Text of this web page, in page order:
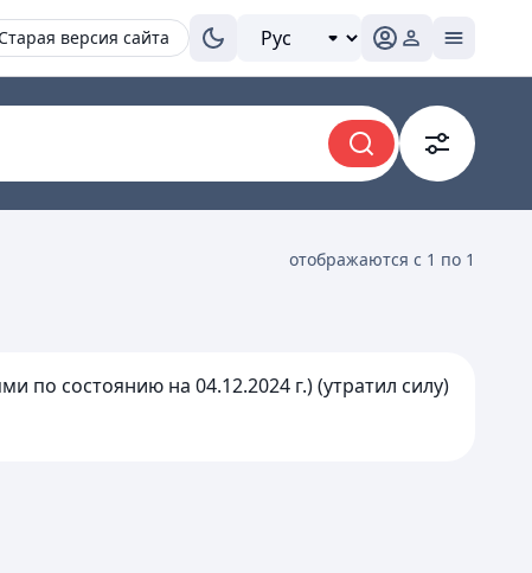
Старая версия сайта
отображаются с 1 по 1
по состоянию на 04.12.2024 г.) (утратил силу)